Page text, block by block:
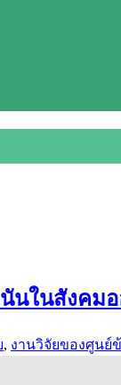
นในสังคม
, งานวิจัยของศูนย์